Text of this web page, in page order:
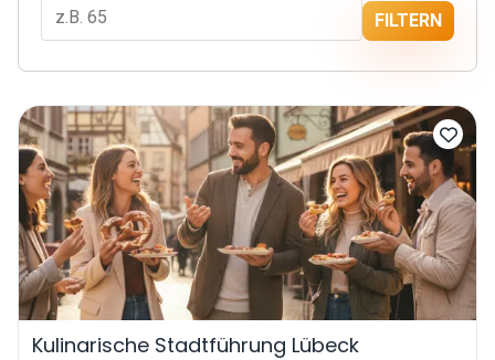
FILTERN
Kulinarische Stadtführung Lübeck